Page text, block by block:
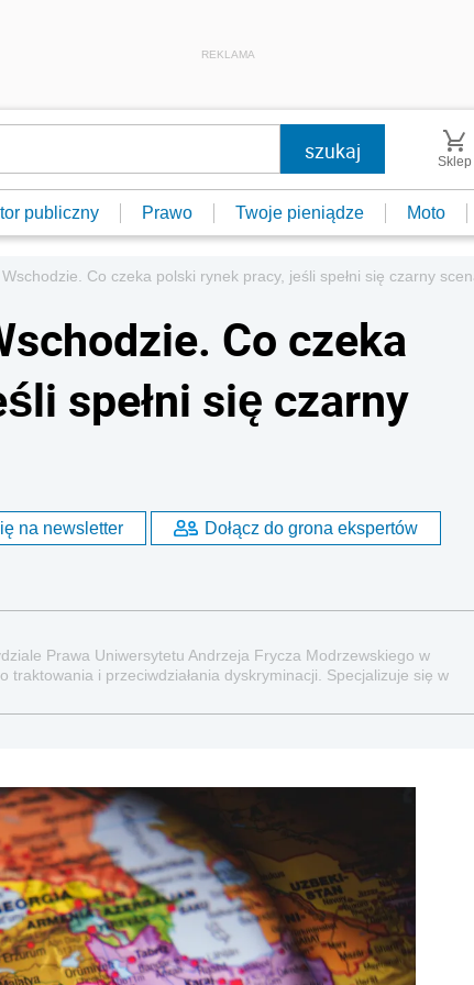
REKLAMA
Sklep
publiczny Prawo Twoje pieniądze Moto
Co czeka polski rynek pracy, jeśli spełni się czarny
Co czeka
spełni się czarny
na newsletter Dołącz do grona ekspertów
Prawa Uniwersytetu Andrzeja Frycza Modrzewskiego w
traktowania i przeciwdziałania dyskryminacji. Specjalizuje się w